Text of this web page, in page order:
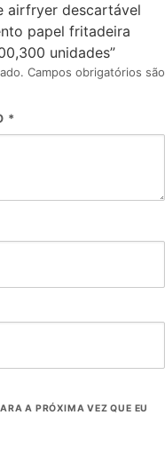
airfryer descartável
papel fritadeira
unidades”
Campos obrigatórios são
*
A PRÓXIMA VEZ QUE EU